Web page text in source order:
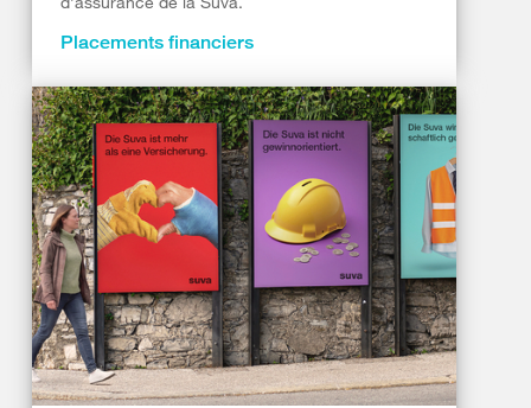
Placements financiers